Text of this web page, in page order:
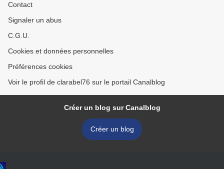
Contact
Signaler un abus
C.G.U.
Cookies et données personnelles
Préférences cookies
Voir le profil de clarabel76 sur le portail Canalblog
Créer un blog sur Canalblog
Créer un blog